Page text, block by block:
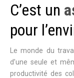
C’est un
pour
Le monde du
d’une seule et
productivité des